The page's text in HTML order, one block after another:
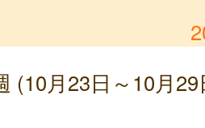
(10月23日～10月29